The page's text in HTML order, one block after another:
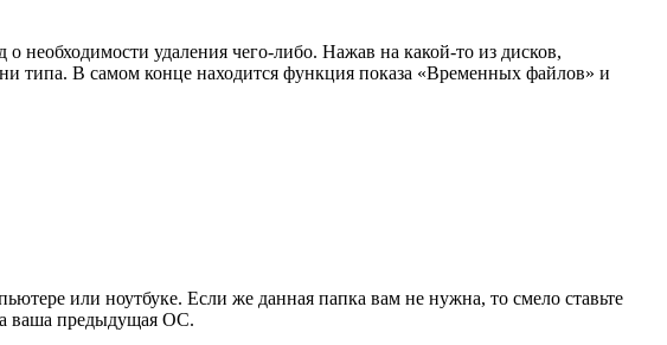
необходимости удаления чего-либо. Нажав на какой-то из дисков,
типа. В самом конце находится функция показа «Временных файлов» и
или ноутбуке. Если же данная папка вам не нужна, то смело ставьте
ваша предыдущая ОС.